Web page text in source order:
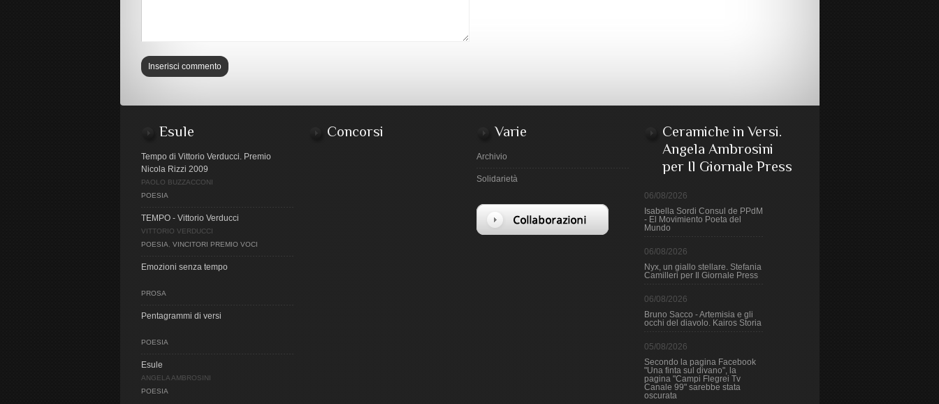
Esule
Tempo di Vittorio Verducci. Premio
Nicola Rizzi 2009
PAOLO BUZZACCONI
POESIA
TEMPO - Vittorio Verducci
VITTORIO VERDUCCI
POESIA
VINCITORI PREMIO VOCI
Emozioni senza tempo
PROSA
Pentagrammi di versi
POESIA
Esule
ANGELA AMBROSINI
POESIA
Concorsi Varie
Archivio
Solidarietà
Ceramiche in Versi.
Angela Ambrosini
per Il Giornale Press
06/08/2026
Isabella Sordi Consul de PPdM
- El Movimiento Poeta del
Mundo
06/08/2026
Nyx, un giallo stellare. Stefania
Camilleri per Il Giornale Press
06/08/2026
Bruno Sacco - Artemisia e gli
occhi del diavolo. Kairos Storia
05/08/2026
Secondo la pagina Facebook
"Una finta sul divano", la
pagina "Campi Flegrei Tv
Canale 99" sarebbe stata
oscurata